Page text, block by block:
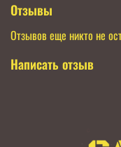
Отзывы
Отзывов еще никто не
Написать отзыв